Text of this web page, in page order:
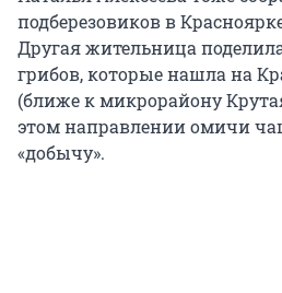
подберезовиков в
Другая жительница
грибов, которые нашла на
(ближе к микрорайону
этом направлении омичи
«добычу».